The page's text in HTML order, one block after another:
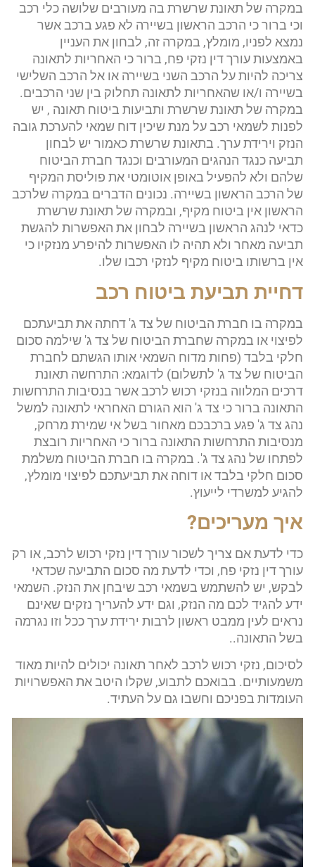
במקרה של תאונת שרשרת בה מעורבים שלושה כלי רכב
וכי ברור כי הרכב הראשון בשיירה לא פגע ברכב אשר
נמצא לפניו, מומלץ, במקרה זה, לבחון את העניין
באמצעות עורך דין נזקי פח, ברור כי האחריות לתאונה
צריכה להיות על הרכב השני בשיירה או אל הרכב השלישי
בשיירה ו/או שהאחריות לתאונה תחלוק בין שני הרכבים.
במקרה של תאונת שרשרת ותביעות ביטוח תאונה , יש
לפנות לשמאי רכב על מנת שיכין דוח שמאי להערכת גובה
הנזק וירידת ערך. בתאונת שרשרת כאמור יש לבחון
תביעה כנגד הנהגים המעורבים וכנגד חברת הביטוח
שלהם ולא להפעיל באופן אוטומטי את פוליסת המקיף
של הרכב הראשון בשיירה. נכונים הדברים במקרה שלרכב
הראשון אין ביטוח מקיף, ובמקרה של תאונת שרשרת
כדאי לנהג הראשון בשיירה לבחון את האפשרות להגשת
תביעה מאחר ולא תהיה לו האפשרות להיפרע מנזקיו כי
אין ברשותו ביטוח מקיף לנזקי רכבו שלו.
דחיית תביעת ביטוח רכב
במקרה בו חברת הביטוח של צד ג' דחתה את תביעתכם
לפיצוי או במקרה שחברת הביטוח של צד ג' שילמה סכום
חלקי בלבד (פחות מדוח השמאי אותו הגשתם לחברת
הביטוח של צד ג' לתשלום) לדוגמא: התרחשה תאונת
דרכים המלווה בנזקי רכוש לרכב אשר בנסיבות התרחשות
התאונה ברור כי צד ג' הוא הגורם האחראי לתאונה למשל
נהג צד ג' פגע ברכבכם מאחור בשל אי שמירת מרחק,
מנסיבות התרחשות התאונה ברור כי האחריות רובצת
לפתחו של נהג צד ג'. במקרה בו חברת הביטוח משלמת
סכום חלקי בלבד או דוחה את תביעתכם לפיצוי מומלץ,
להגיע למשרדי לייעוץ.
איך מעריכים?
כדי לדעת אם צריך לשכור עורך דין נזקי רכוש לרכב, או רק
עורך דין נזקי פח, וכדי לדעת מה סכום התביעה שכדאי
לבקש, יש להשתמש בשמאי רכב שיבחן את הנזק. השמאי
ידע להגיד לכם מה הנזק, וגם ידע להעריך נזקים שאינם
נראים לעין ממבט ראשון לרבות ירידת ערך ככל וזו נגרמה
בשל התאונה..
לסיכום, נזקי רכוש לרכב לאחר תאונה יכולים להיות מאוד
משמעותיים. בבואכם לתבוע, שקלו היטב את האפשרויות
העומדות בפניכם וחשבו גם על העתיד.